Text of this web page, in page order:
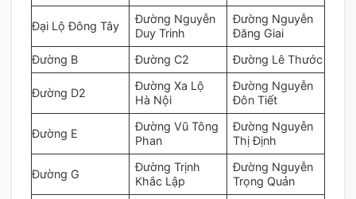
Đại Lộ Đông Tây
Đường Nguyễn
Duy Trinh
Đường Nguyễn
Đăng Giai
Đường B
Đường C2 Đường Lê Thước
Đường D2
Đường Xa Lộ
Hà Nội
Đường Nguyễn
Đôn Tiết
Đường E
Đường Vũ Tông
Phan
Đường Nguyễn
Thị Định
Đường G
Đường Trịnh
Khắc Lập
Đường Nguyễn
Trọng Quản